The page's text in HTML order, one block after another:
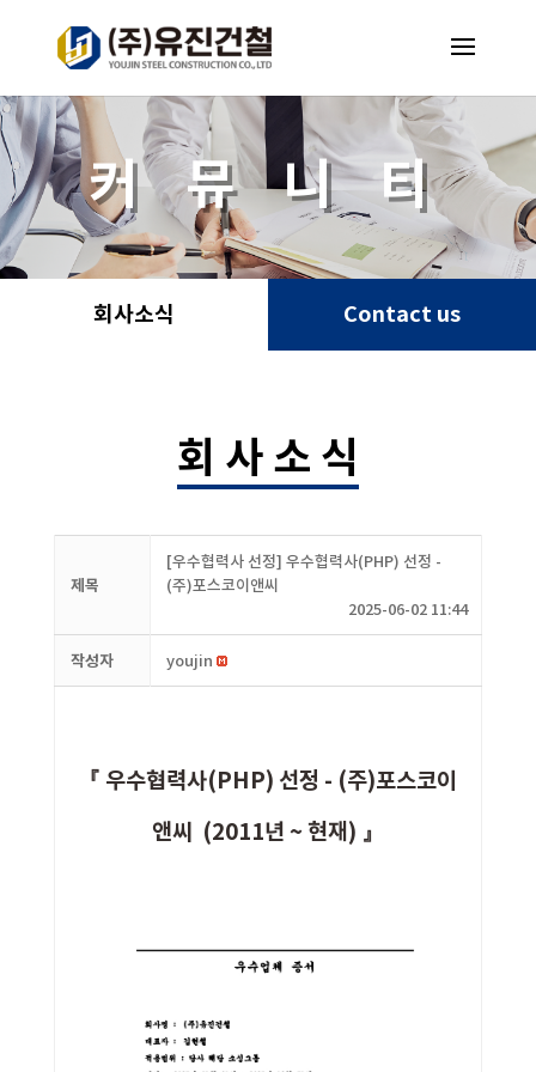
커 뮤 니 티
회사소식 Contact us
회 사 소 식
제목
[우수협력사 선정] 우수협력사(PHP) 선정 -
(주)포스코이앤씨
2025-06-02 11:44
작성자 youjin
『 우수협력사(PHP) 선정 - (주)포스코이
앤씨
(2011년 ~ 현재) 』